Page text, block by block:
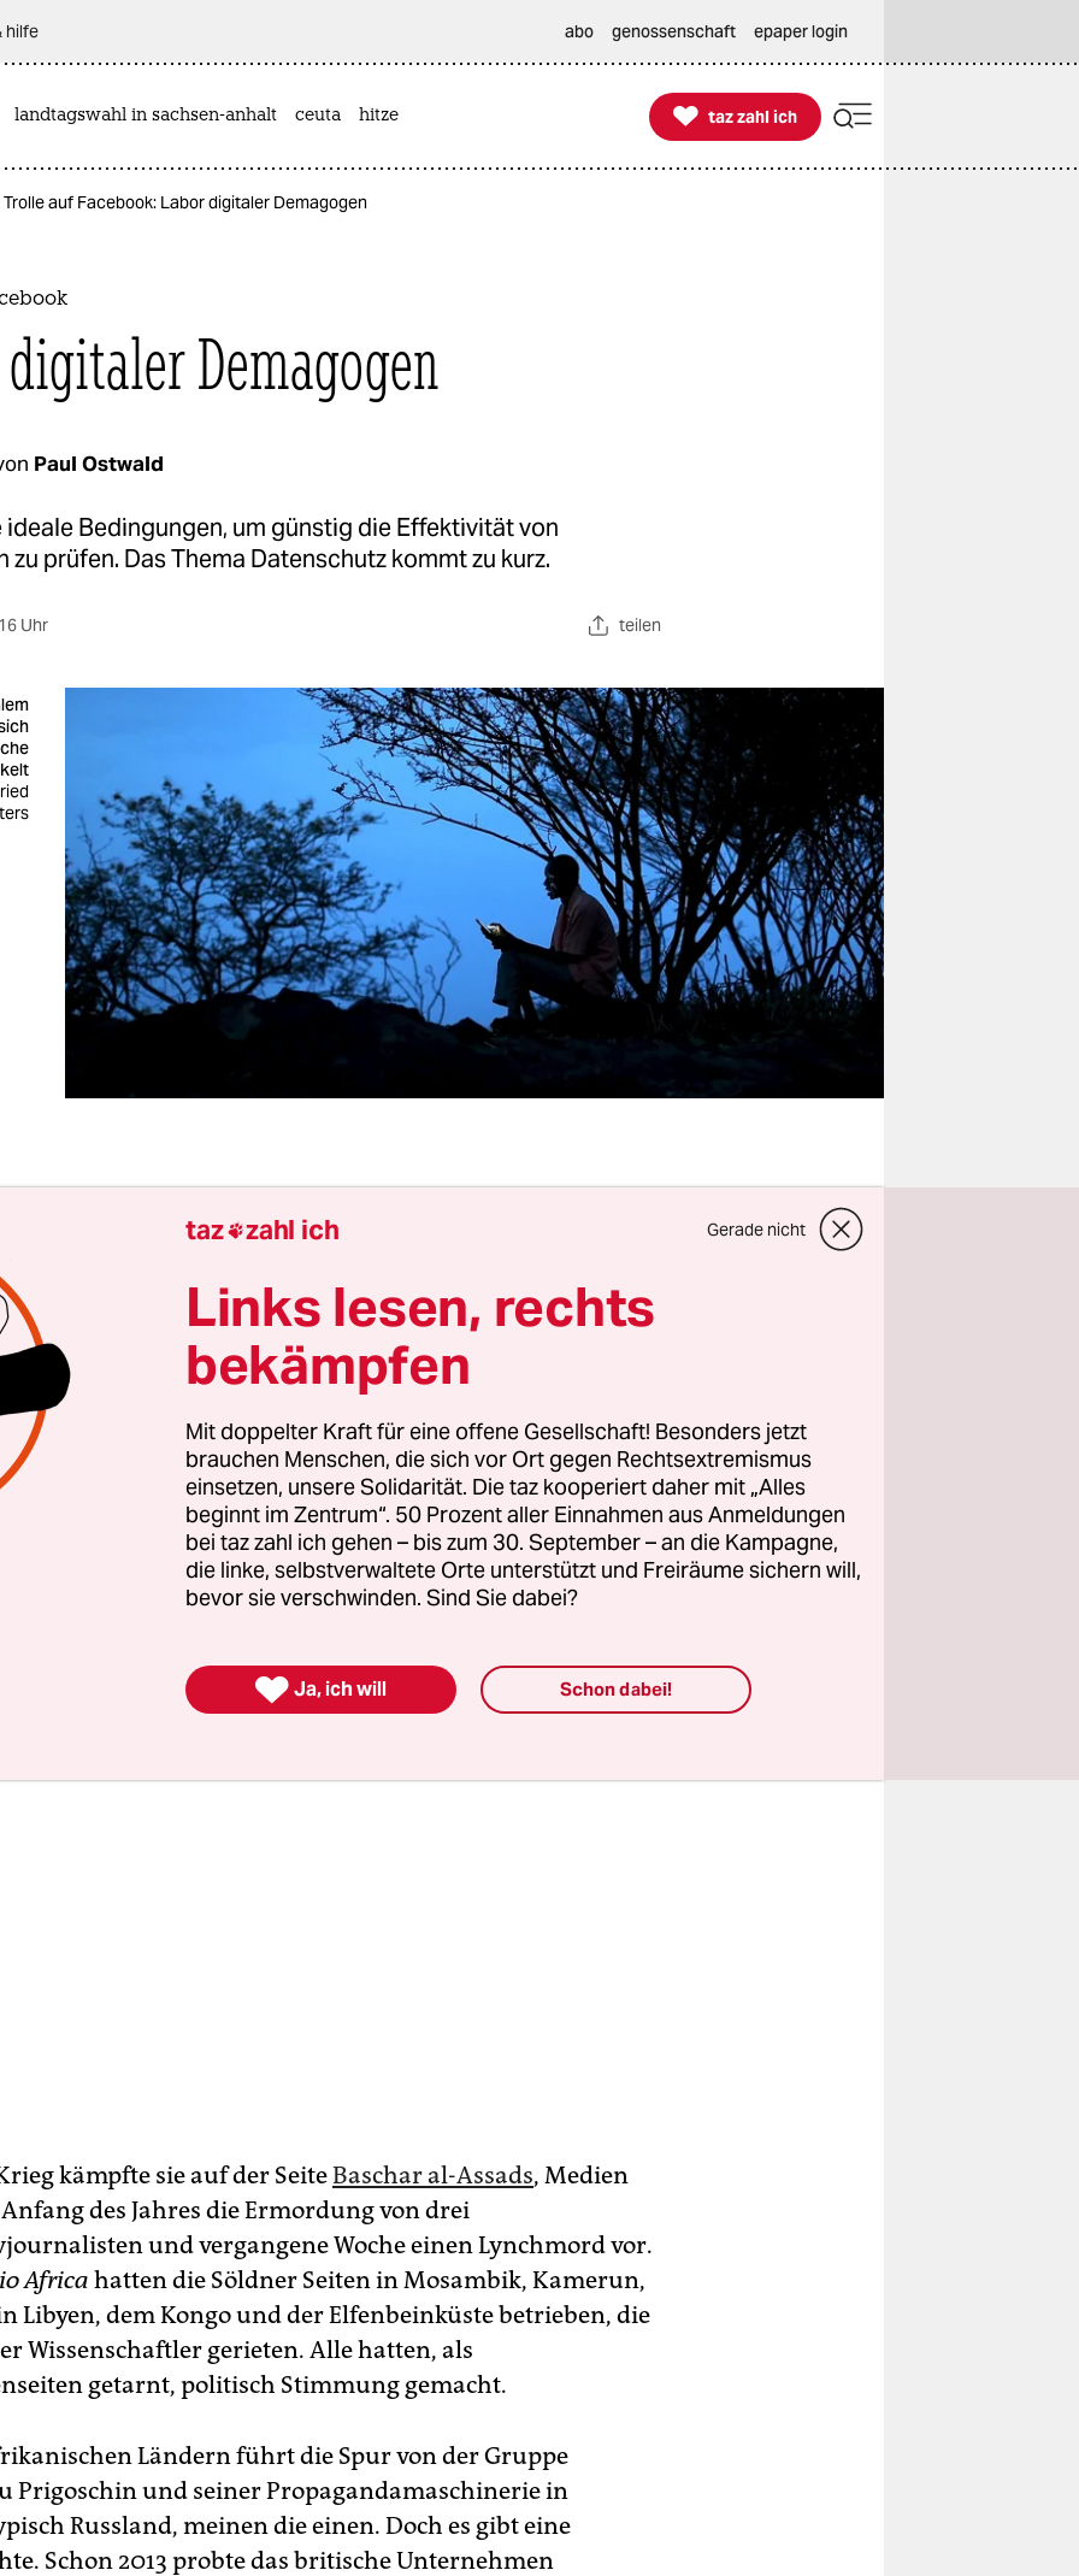
hilfe abo genossenschaft epaper login
landtagswahl in sachsen-anhalt ceuta hitze 
taz zahl ich
taz zahl ich
Trolle auf Facebook: Labor digitaler Demagogen
Demagogen
Paul Ostwald
Bedingungen, um günstig die Effektivität von
zu prüfen. Das Thema Datenschutz kommt zu kurz.
Uhr teilen
350.000 sudanesische Facebook-Nutzer werden sich am 1.
gewundert haben: Die Nachrichtenseite
über Nacht gesperrt worden. Dahinter steckte nicht die
sondern Facebook. Ein am Vortag erschienener
Stanford hatte die Seite bis nach Moskau zu
und Putin-VertrautenJewgeni Prigoschin
dem die USA Desinformationskampagnen und das
Troll-Farmen während der Trump-Wahl anlasten.
hatte er prorussische Inhalte ausspielen lassen und
den russlandfreundlichen Diktator Omar al-Bashir
der Stanford-Studie hatte die Söldnertruppe „Wagner“
ist nicht nur für Informationskampagnen berüchtigt.
kämpfte sie auf der SeiteBaschar al-Assads, Medien
des Jahres die Ermordung von drei
und vergangene Woche einen Lynchmord vor.
Africa hatten die Söldner Seiten in Mosambik, Kamerun,
Libyen, dem Kongo und der Elfenbeinküste betrieben, die
Wissenschaftler gerieten. Alle hatten, als
getarnt, politisch Stimmung gemacht.
Ländern führt die Spur von der Gruppe
Prigoschin und seiner Propagandamaschinerie in
Russland, meinen die einen. Doch es gibt eine
Schon 2013 probte das britische Unternehmen
taz zahl ich Gerade nicht
Links lesen, rechts
bekämpfen
Mit doppelter Kraft für eine offene Gesellschaft! Besonders jetzt
brauchen Menschen, die sich vor Ort gegen Rechtsextremismus
einsetzen, unsere Solidarität. Die taz kooperiert daher mit „Alles
beginnt im Zentrum“. 50 Prozent aller Einnahmen aus Anmeldungen
bei taz zahl ich gehen – bis zum 30. September – an die Kampagne,
die linke, selbstverwaltete Orte unterstützt und Freiräume sichern will,
bevor sie verschwinden. Sind Sie dabei?
 Ja, ich will Schon dabei!